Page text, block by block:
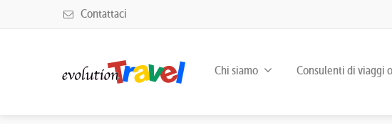
Contattaci
Chi siamo Consulenti di viaggi